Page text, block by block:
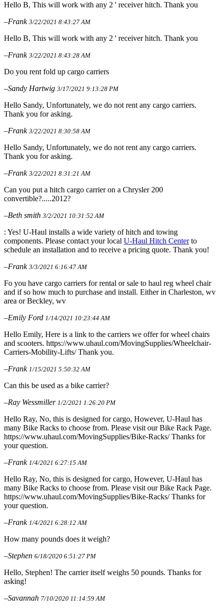
Hello B, This will work with any 2 ' receiver hitch. Thank you
–Frank 3/22/2021 8:43:27 AM
Hello B, This will work with any 2 ' receiver hitch. Thank you
–Frank 3/22/2021 8:43:28 AM
Do you rent fold up cargo carriers
–Sandy Hartwig 3/17/2021 9:13:28 PM
Hello Sandy, Unfortunately, we do not rent any cargo carriers.
Thank you for asking.
–Frank 3/22/2021 8:30:58 AM
Hello Sandy, Unfortunately, we do not rent any cargo carriers.
Thank you for asking.
–Frank 3/22/2021 8:31:21 AM
Can you put a hitch cargo carrier on a Chrysler 200
convertible?.....2012?
–Beth smith 3/2/2021 10:31:52 AM
: Yes! U-Haul installs a wide variety of hitch and towing
components. Please contact your local U-Haul Hitch Centerto
schedule an installation and to receive a pricing quote. Thank you!
–Frank 3/3/2021 6:16:47 AM
Fo you have cargo carriers for rental or sale to haul reg wheel chair
and if so how much to purchase and install. Either in Charleston, wv
area or Beckley, wv
–Emily Ford 1/14/2021 10:23:44 AM
Hello Emily, Here is a link to the carriers we offer for wheel chairs
and scooters. https://www.uhaul.com/MovingSupplies/Wheelchair-
Carriers-Mobility-Lifts/ Thank you.
–Frank 1/15/2021 5:50:32 AM
Can this be used as a bike carrier?
–Ray Wessmiller 1/2/2021 1:26:20 PM
Hello Ray, No, this is designed for cargo, However, U-Haul has
many Bike Racks to choose from. Please visit our Bike Rack Page.
https://www.uhaul.com/MovingSupplies/Bike-Racks/ Thanks for
your question.
–Frank 1/4/2021 6:27:15 AM
Hello Ray, No, this is designed for cargo, However, U-Haul has
many Bike Racks to choose from. Please visit our Bike Rack Page.
https://www.uhaul.com/MovingSupplies/Bike-Racks/ Thanks for
your question.
–Frank 1/4/2021 6:28:12 AM
How many pounds does it weigh?
–Stephen 6/18/2020 6:51:27 PM
Hello, Stephen! The carrier itself weighs 50 pounds. Thanks for
asking!
–Savannah 7/10/2020 11:14:59 AM